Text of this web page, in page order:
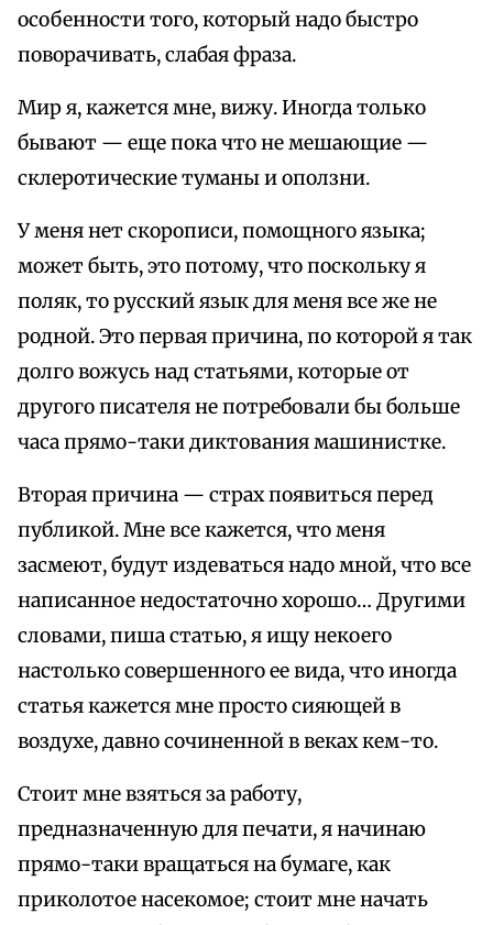
особенности того, который надо быстро
поворачивать, слабая фраза.
Мир я, кажется мне, вижу. Иногда только
бывают — еще пока что не мешающие —
склеротические туманы и оползни.
У меня нет скорописи, помощного языка;
может быть, это потому, что поскольку я
поляк, то русский язык для меня все же не
родной. Это первая причина, по которой я так
долго вожусь над статьями, которые от
другого писателя не потребовали бы больше
часа прямо-таки диктования машинистке.
Вторая причина — страх появиться перед
публикой. Мне все кажется, что меня
засмеют, будут издеваться надо мной, что все
написанное недостаточно хорошо… Другими
словами, пиша статью, я ищу некоего
настолько совершенного ее вида, что иногда
статья кажется мне просто сияющей в
воздухе, давно сочиненной в веках кем-то.
Стоит мне взяться за работу,
предназначенную для печати, я начинаю
прямо-таки вращаться на бумаге, как
приколотое насекомое; стоит мне начать